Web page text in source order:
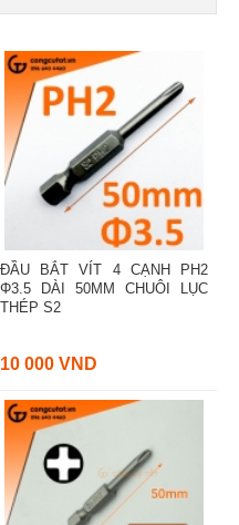
ĐẦU BẮT VÍT 4 CẠNH PH2
Φ3.5 DÀI 50MM CHUÔI LỤC
THÉP S2
10 000 VND